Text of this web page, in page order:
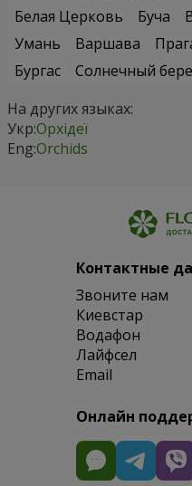
Белая Церковь
Буча
Умань
Варшава
Бургас
Солнечный
На других языках:
Укр:Орхідеї
Eng:Orchids
Контактные
Звоните нам
Киевстар
Водафон
Лайфсел
Email
Онлайн